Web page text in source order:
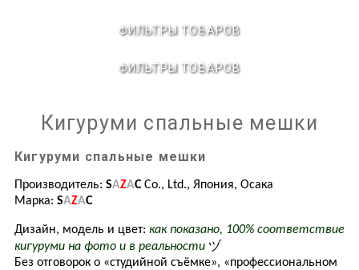
ФИЛЬТРЫ ТОВАРОВ
ФИЛЬТРЫ ТОВАРОВ
Кигуруми спальные мешки
Кигуруми спальные мешки
Производитель: SAZACCo., Ltd., Япония, Осака
Марка: SAZAC
Дизайн, модель и цвет: как показано, 100% соответствие
кигуруми на фото и в реальности ヅ
Без отговорок о «студийной съёмке», «профессиональном